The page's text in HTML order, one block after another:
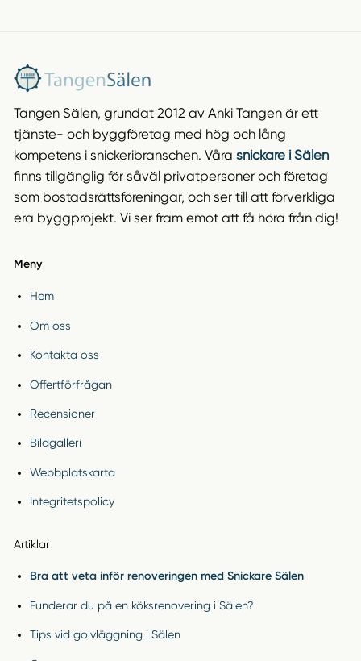
Tangen Sälen, grundat 2012 av Anki Tangen är ett
tjänste- och byggföretag med hög och lång
kompetens i snickeribranschen. Våra snickare i Sälen
finns tillgänglig för såväl privatpersoner och företag
som bostadsrättsföreningar, och ser till att förverkliga
era byggprojekt. Vi ser fram emot att få höra från dig!
Meny
Hem
Om oss
Kontakta oss
Offertförfrågan
Recensioner
Bildgalleri
Webbplatskarta
Integritetspolicy
Artiklar
Bra att veta inför renoveringen med Snickare Sälen
Funderar du på en köksrenovering i Sälen?
Tips vid golvläggning i Sälen